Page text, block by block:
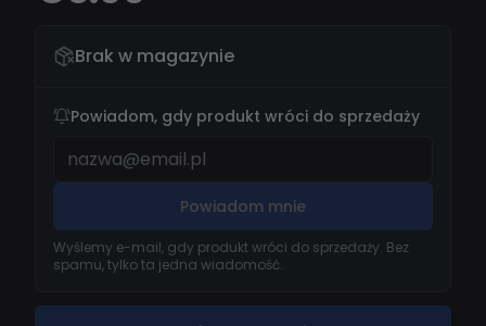
Brak w magazynie
Powiadom, gdy produkt wróci do sprzedaży
Powiadom mnie
Wyślemy e-mail, gdy produkt wróci do sprzedaży. Bez
spamu, tylko ta jedna wiadomość.